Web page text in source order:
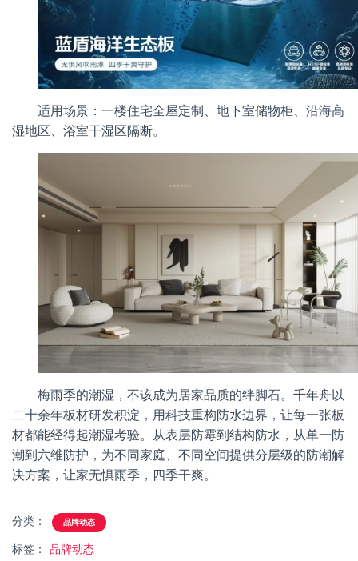
适用场景：一楼住宅全屋定制、地下室储物柜、沿海高
湿地区、浴室干湿区隔断。
梅雨季的潮湿，不该成为居家品质的绊脚石。千年舟以
二十余年板材研发积淀，用科技重构防水边界，让每一张板
材都能经得起潮湿考验。从表层防霉到结构防水，从单一防
潮到六维防护，为不同家庭、不同空间提供分层级的防潮解
决方案，让家无惧雨季，四季干爽。
分类： 品牌动态
标签： 品牌动态